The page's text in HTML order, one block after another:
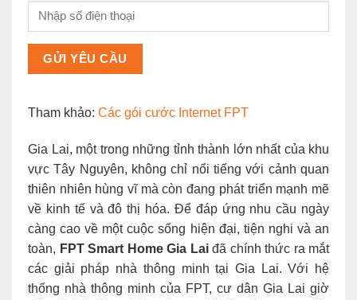
Tham khảo: Các gói cước Internet FPT
Gia Lai, một trong những tỉnh thành lớn nhất của khu
vực Tây Nguyên, không chỉ nổi tiếng với cảnh quan
thiên nhiên hùng vĩ mà còn đang phát triển mạnh mẽ
về kinh tế và đô thị hóa. Để đáp ứng nhu cầu ngày
càng cao về một cuộc sống hiện đại, tiện nghi và an
toàn, FPT Smart Home Gia Laiđã chính thức ra mắt
các giải pháp nhà thông minh tại Gia Lai. Với hệ
thống nhà thông minh của FPT, cư dân Gia Lai giờ